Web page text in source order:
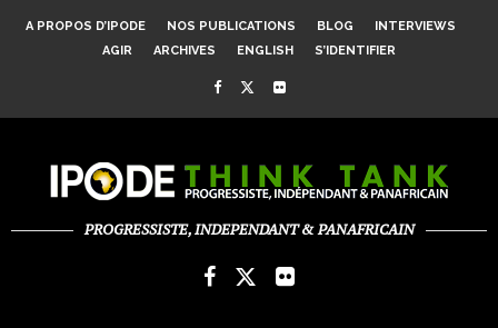
A PROPOS D’IPODE NOS PUBLICATIONS BLOG
INTERVIEWS
AGIR
ARCHIVES ENGLISH S’IDENTIFIER
PROGRESSISTE, INDEPENDANT & PANAFRICAIN